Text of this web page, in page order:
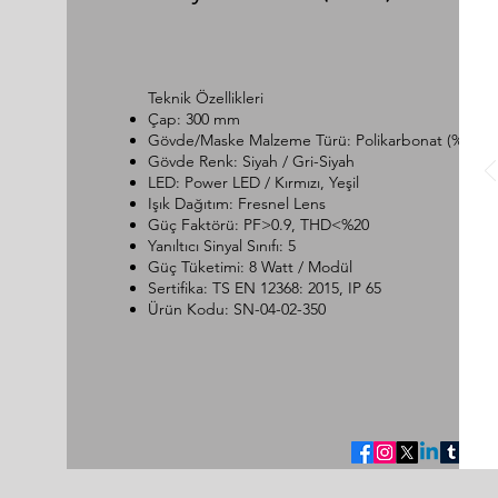
Teknik Özellikleri
Çap: 300 mm
Gövde/Maske Malzeme Türü: Polikarbonat (% 100
Gövde Renk: Siyah / Gri-Siyah
LED: Power LED / Kırmızı, Yeşil
Işık Dağıtım: Fresnel Lens
Güç Faktörü: PF>0.9, THD<%20
Yanıltıcı Sinyal Sınıfı: 5
Güç Tüketimi: 8 Watt / Modül
Sertifika: TS EN 12368: 2015, IP 65
Ürün Kodu: SN-04-02-350